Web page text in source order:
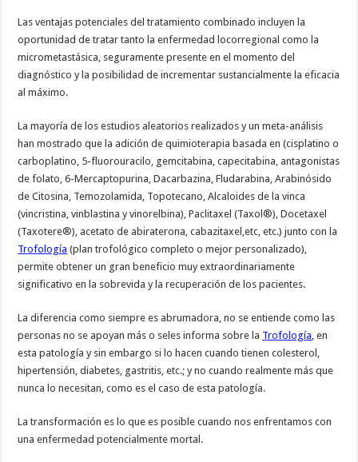
Las ventajas potenciales del tratamiento combinado incluyen la
oportunidad de tratar tanto la enfermedad locorregional como la
micrometastásica, seguramente presente en el momento del
diagnóstico y la posibilidad de incrementar sustancialmente la eficacia
al máximo.
La mayoría de los estudios aleatorios realizados y un meta-análisis
han mostrado que la adición de quimioterapia basada en (cisplatino o
carboplatino, 5-fluorouracilo, gemcitabina, capecitabina, antagonistas
de folato, 6-Mercaptopurina, Dacarbazina, Fludarabina, Arabinósido
de Citosina, Temozolamida, Topotecano, Alcaloides de la vinca
(vincristina, vinblastina y vinorelbina), Paclitaxel (Taxol®), Docetaxel
(Taxotere®), acetato de abiraterona, cabazitaxel,etc, etc.) junto con la
Trofología (plan trofológico completo o mejor personalizado),
permite obtener un gran beneficio muy extraordinariamente
significativo en la sobrevida y la recuperación de los pacientes.
La diferencia como siempre es abrumadora, no se entiende como las
personas no se apoyan más o seles informa sobre la Trofología, en
esta patología y sin embargo si lo hacen cuando tienen colesterol,
hipertensión, diabetes, gastritis, etc.; y no cuando realmente más que
nunca lo necesitan, como es el caso de esta patología.
La transformación es lo que es posible cuando nos enfrentamos con
una enfermedad potencialmente mortal.